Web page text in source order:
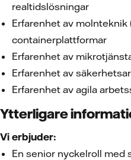
realtidslösningar
Erfarenhet av molnteknik
containerplattformar
Erfarenhet av
Erfarenhet av
Erfarenhet av agila
Ytterligare
Vi erbjuder:
En senior nyckelroll